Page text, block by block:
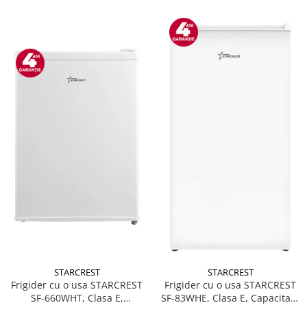
STARCREST
Frigider cu o usa STARCREST
SF-660WHT, Clasa E,
STARCREST
Frigider cu o usa STARCREST
SF-83WHE, Clasa E, Capacitate